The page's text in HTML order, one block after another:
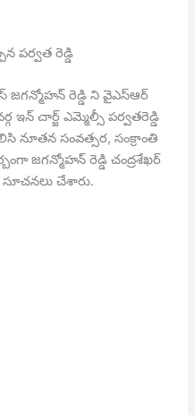
పర్వత రెడ్డి
రెడ్డి ని వైఎస్ఆర్
ఇన్ చార్జ్ ఎమ్మెల్సీ పర్వతరెడ్డి
నూతన సంవత్సర, సంక్రాంతి
జగన్మోహన్ రెడ్డి చంద్రశేఖర్
చేశారు.